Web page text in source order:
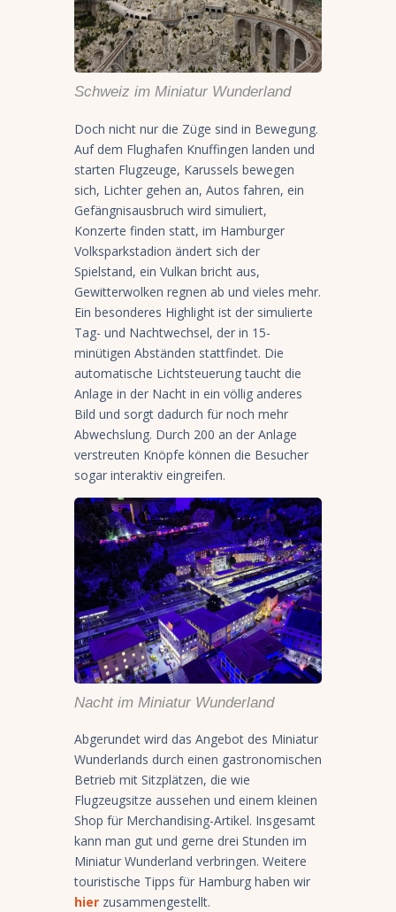
Schweiz im Miniatur Wunderland
Doch nicht nur die Züge sind in Bewegung.
Auf dem Flughafen Knuffingen landen und
starten Flugzeuge, Karussels bewegen
sich, Lichter gehen an, Autos fahren, ein
Gefängnisausbruch wird simuliert,
Konzerte finden statt, im Hamburger
Volksparkstadion ändert sich der
Spielstand, ein Vulkan bricht aus,
Gewitterwolken regnen ab und vieles mehr.
Ein besonderes Highlight ist der simulierte
Tag- und Nachtwechsel, der in 15-
minütigen Abständen stattfindet. Die
automatische Lichtsteuerung taucht die
Anlage in der Nacht in ein völlig anderes
Bild und sorgt dadurch für noch mehr
Abwechslung. Durch 200 an der Anlage
verstreuten Knöpfe können die Besucher
sogar interaktiv eingreifen.
Nacht im Miniatur Wunderland
Abgerundet wird das Angebot des Miniatur
Wunderlands durch einen gastronomischen
Betrieb mit Sitzplätzen, die wie
Flugzeugsitze aussehen und einem kleinen
Shop für Merchandising-Artikel. Insgesamt
kann man gut und gerne drei Stunden im
Miniatur Wunderland verbringen. Weitere
touristische Tipps für Hamburg haben wir
hier zusammengestellt.